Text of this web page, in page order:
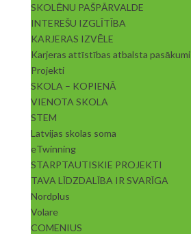
SKOLĒNU PAŠPĀRVALDE
INTEREŠU IZGLĪTĪBA
KARJERAS IZVĒLE
Karjeras attīstības atbalsta pasākumi
Projekti
SKOLA – KOPIENĀ
VIENOTA SKOLA
STEM
Latvijas skolas soma
eTwinning
STARPTAUTISKIE PROJEKTI
TAVA LĪDZDALĪBA IR SVARĪGA
Nordplus
Volare
COMENIUS